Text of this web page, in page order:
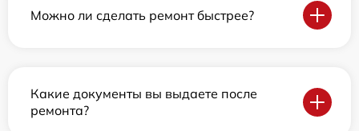
Можно ли сделать ремонт быстрее?
Какие документы вы выдаете после
ремонта?